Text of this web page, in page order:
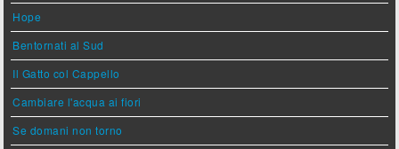
Hope
Bentornati al Sud
Il Gatto col Cappello
Cambiare l'acqua ai fiori
Se domani non torno